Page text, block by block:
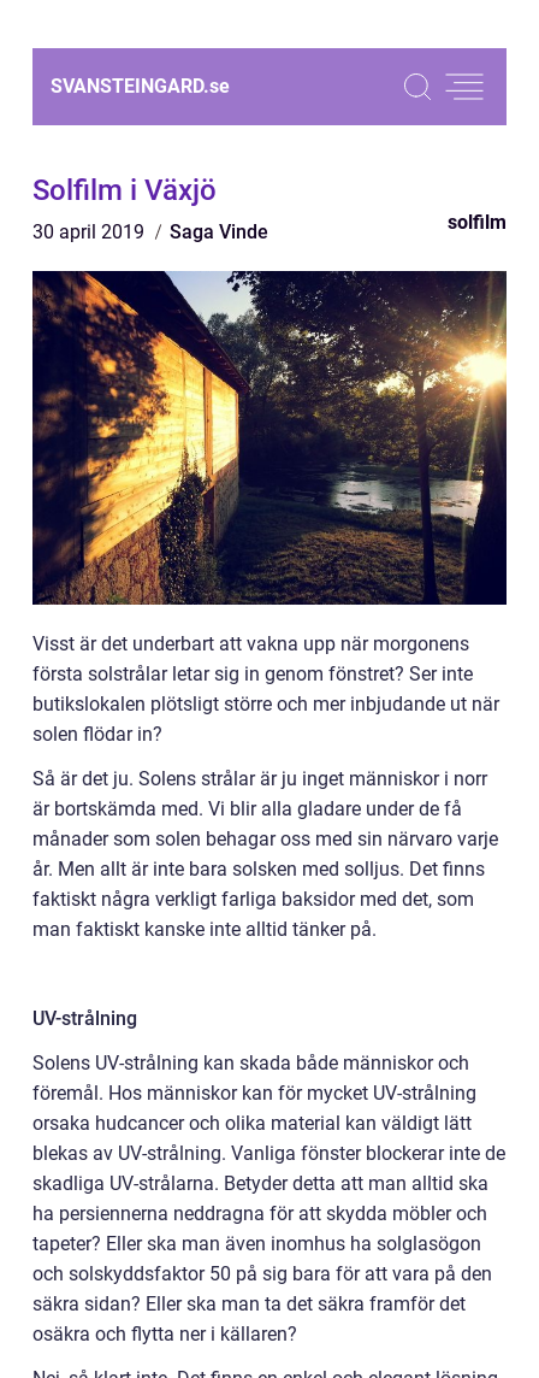
SVANSTEINGARD.se
Solfilm i Växjö
30 april 2019 Saga Vinde solfilm
Visst är det underbart att vakna upp när morgonens
första solstrålar letar sig in genom fönstret? Ser inte
butikslokalen plötsligt större och mer inbjudande ut när
solen flödar in?
Så är det ju. Solens strålar är ju inget människor i norr
är bortskämda med. Vi blir alla gladare under de få
månader som solen behagar oss med sin närvaro varje
år. Men allt är inte bara solsken med solljus. Det finns
faktiskt några verkligt farliga baksidor med det, som
man faktiskt kanske inte alltid tänker på.
UV-strålning
Solens UV-strålning kan skada både människor och
föremål. Hos människor kan för mycket UV-strålning
orsaka hudcancer och olika material kan väldigt lätt
blekas av UV-strålning. Vanliga fönster blockerar inte de
skadliga UV-strålarna. Betyder detta att man alltid ska
ha persiennerna neddragna för att skydda möbler och
tapeter? Eller ska man även inomhus ha solglasögon
och solskyddsfaktor 50 på sig bara för att vara på den
säkra sidan? Eller ska man ta det säkra framför det
osäkra och flytta ner i källaren?